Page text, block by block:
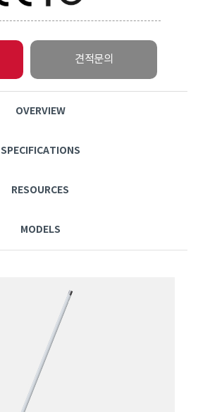
견적문의
OVERVIEW
SPECIFICATIONS
RESOURCES
MODELS